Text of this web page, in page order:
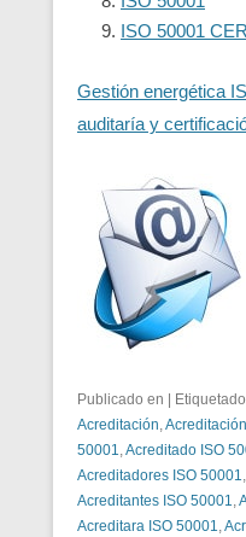
ISO 50001
Gestión energética
auditaría y
Publicado en
Acreditación,
50001,Acreditado ISO
Acreditadores ISO 50001,
Acreditantes ISO 50001,
Acreditara ISO 50001,